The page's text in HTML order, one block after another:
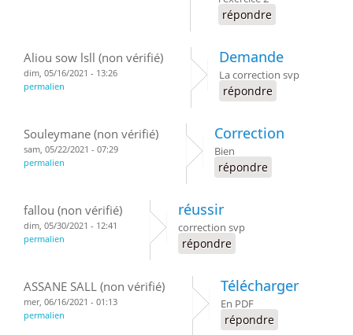
répondre
Aliou sow lsll (non vérifié)
dim, 05/16/2021 - 13:26
permalien
Demande
La correction svp
répondre
Souleymane (non vérifié)
sam, 05/22/2021 - 07:29
permalien
Correction
Bien
répondre
fallou (non vérifié)
dim, 05/30/2021 - 12:41
permalien
réussir
correction svp
répondre
ASSANE SALL (non vérifié)
mer, 06/16/2021 - 01:13
permalien
Télécharger
En PDF
répondre